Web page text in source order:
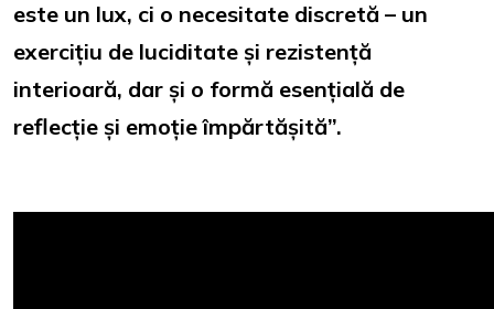
este un lux, ci o necesitate discretă – un
exercițiu de luciditate și rezistență
interioară, dar și o formă esențială de
reflecție și emoție împărtășită”.